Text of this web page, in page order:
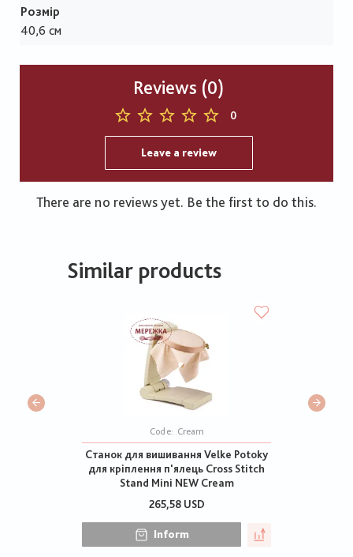
Розмір
40,6 см
Reviews (0)
0
Leave a review
There are no reviews yet. Be the first to do this.
Similar products
Code: Cream
Станок для вишивання Velke Potoky
для кріплення п'ялець Cross Stitch
Stand Mini NEW Cream
265,58 USD
Inform